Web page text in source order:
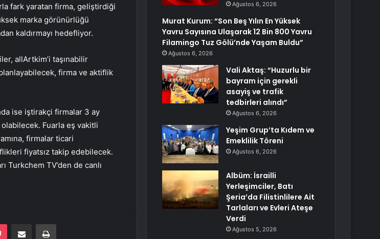
fark yaratan firma, geliştirdiği
marka görünürlüğü
kaldırmayı hedefliyor.
allArtkim’i taşınabilir
firma ve aktiflik
ise iştirakçi firmalar 3 ay
Fuarla eş vakitli
firmalar ticari
fiyatsız takip edebilecek.
Turkchem TV’den de canlı
Pocket E-Posta ile paylaş Yazdır
Ağustos 6, 2026
Murat Kurum: “Son Beş Yılın En Yüksek
Yavru Sayısına Ulaşarak 12 Bin 800 Yavru
Filamingo Tuz Gölü’nde Yaşam Buldu”
Ağustos 6, 2026
Vali Aktaş: “Huzurlu bir
bayram için gerekli
asayiş ve trafik
tedbirleri alındı”
Ağustos 6, 2026
Yeşim Grup’ta Kıdem ve
Emeklilik Töreni
Ağustos 6, 2026
Albüm: İsrailli
Yerleşimciler, Batı
Şeria’da Filistinlilere Ait
Tarlaları ve Evleri Ateşe
Verdi
Ağustos 5, 2026